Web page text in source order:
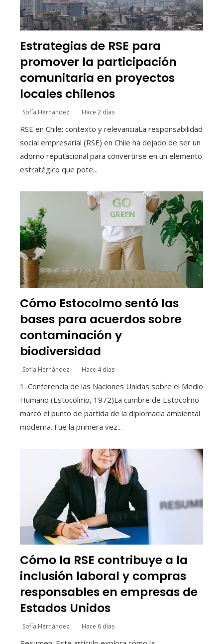
Estrategias de RSE para
promover la participación
comunitaria en proyectos
locales chilenos
Sofía Hernández Hace 2 días
RSE en Chile: contexto y relevanciaLa responsabilidad
social empresarial (RSE) en Chile ha dejado de ser un
adorno reputacional para convertirse en un elemento
estratégico que pote...
Cómo Estocolmo sentó las
bases para acuerdos sobre
contaminación y
biodiversidad
Sofía Hernández Hace 4 días
1. Conferencia de las Naciones Unidas sobre el Medio
Humano (Estocolmo, 1972)La cumbre de Estocolmo
marcó el punto de partida de la diplomacia ambiental
moderna. Fue la primera vez...
Cómo la RSE contribuye a la
inclusión laboral y compras
responsables en empresas de
Estados Unidos
Sofía Hernández Hace 6 días